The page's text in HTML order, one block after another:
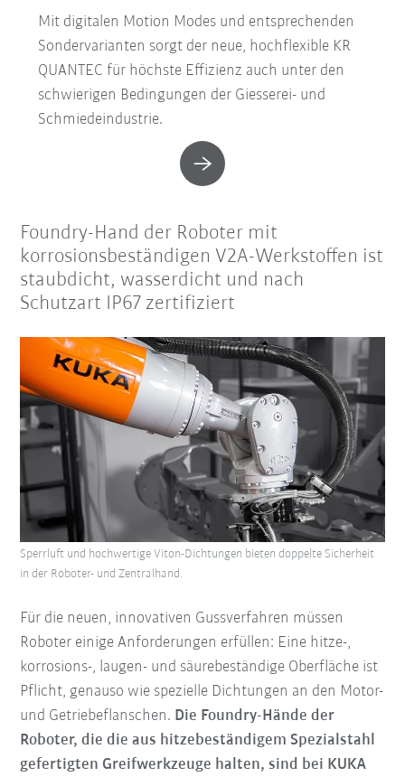
Mit digitalen Motion Modes und entsprechenden
Sondervarianten sorgt der neue, hochflexible KR
QUANTEC für höchste Effizienz auch unter den
schwierigen Bedingungen der Giesserei- und
Schmiedeindustrie.
Foundry-Hand der Roboter mit
korrosionsbeständigen V2A-Werkstoffen ist
staubdicht, wasserdicht und nach
Schutzart IP67 zertifiziert
Für die neuen, innovativen Gussverfahren müssen
Roboter einige Anforderungen erfüllen: Eine hitze-,
korrosions-, laugen- und säurebeständige Oberfläche ist
Pflicht, genauso wie spezielle Dichtungen an den Motor-
und Getriebeflanschen. Die Foundry-Hände der
Roboter, die die aus hitzebeständigem Spezialstahl
gefertigten Greifwerkzeuge halten, sind bei KUKA
Sperrluft und hochwertige Viton-Dichtungen bieten doppelte Sicherheit
in der Roboter- und Zentralhand.